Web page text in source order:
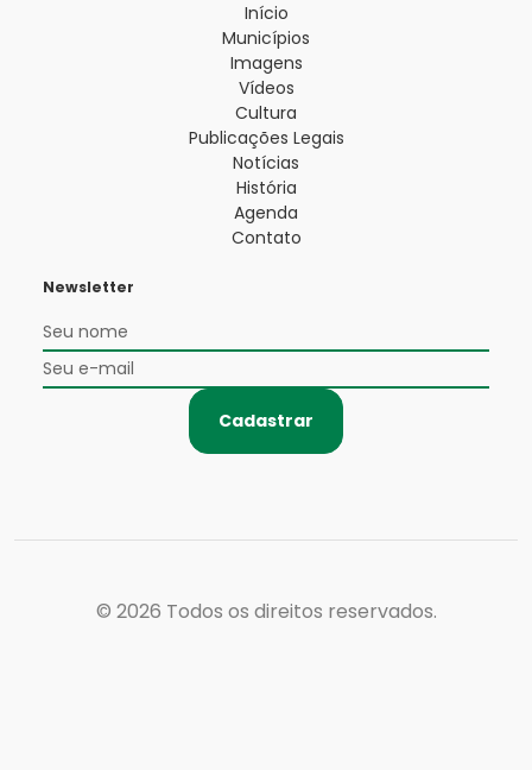
Início
Municípios
Imagens
Vídeos
Cultura
Publicações Legais
Notícias
História
Agenda
Contato
Newsletter
Cadastrar
© 2026 Todos os direitos reservados.